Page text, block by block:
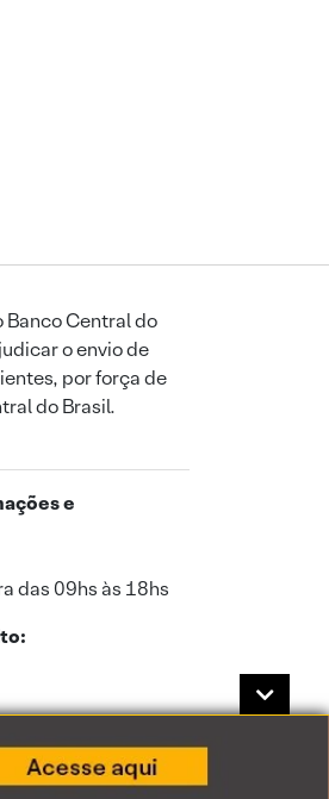
Central do
o envio de
por força de
do Brasil.
e
das 09hs às 18hs